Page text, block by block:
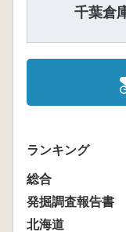
千葉倉
ランキング
総合
発掘調査報告書
北海道